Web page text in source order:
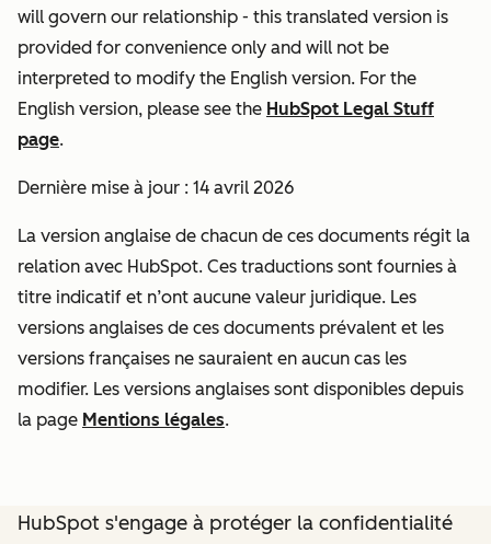
will govern our relationship - this translated version is
provided for convenience only and will not be
interpreted to modify the English version. For the
English version, please see the HubSpot Legal Stuff
page.
Dernière mise à jour : 14 avril 2026
La version anglaise de chacun de ces documents régit la
relation avec HubSpot. Ces traductions sont fournies à
titre indicatif et n’ont aucune valeur juridique. Les
versions anglaises de ces documents prévalent et les
versions françaises ne sauraient en aucun cas les
modifier. Les versions anglaises sont disponibles depuis
la page Mentions légales.
HubSpot s'engage à protéger la confidentialité